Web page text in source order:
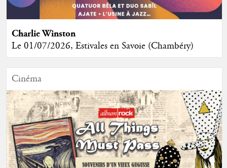
Charlie Winston
Le 01/07/2026, Estivales en Savoie (Chambéry)
Cinéma